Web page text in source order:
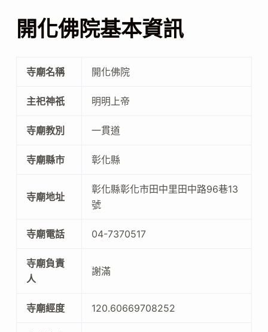
開化佛院基本資訊
寺廟名稱 開化佛院
主祀神祇 明明上帝
寺廟教別 一貫道
寺廟縣市 彰化縣
寺廟地址
彰化縣彰化市田中里田中路96巷13
號
寺廟電話 04-7370517
寺廟負責
人
謝滿
寺廟經度 120.60669708252